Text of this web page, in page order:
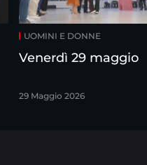
UOMINI E DONNE
Venerdì 29 maggio
29 Maggio 2026